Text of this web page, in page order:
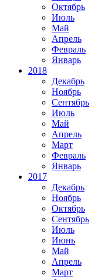
Октябрь
Июль
Май
Апрель
Февраль
Январь
2018
Декабрь
Ноябрь
Сентябрь
Июль
Май
Апрель
Март
Февраль
Январь
2017
Декабрь
Ноябрь
Октябрь
Сентябрь
Июль
Июнь
Май
Апрель
Март